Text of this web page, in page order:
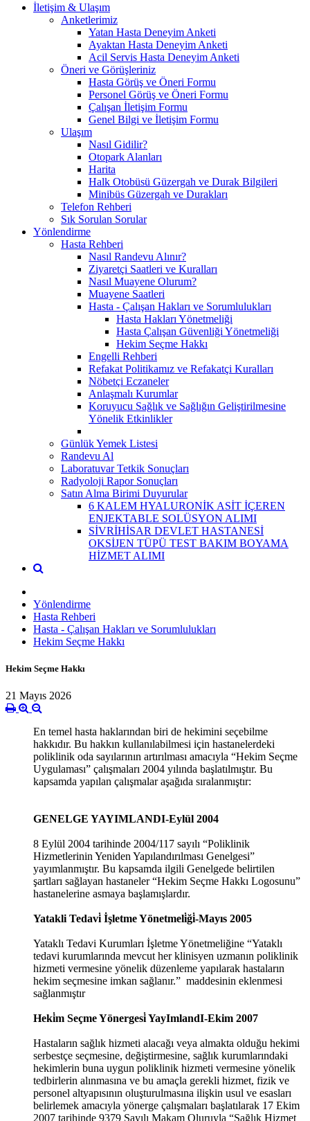
İletişim & Ulaşım
Anketlerimiz
Yatan Hasta Deneyim Anketi
Ayaktan Hasta Deneyim Anketi
Acil Servis Hasta Deneyim Anketi
Öneri ve Görüşleriniz
Hasta Görüş ve Öneri Formu
Personel Görüş ve Öneri Formu
Çalışan İletişim Formu
Genel Bilgi ve İletişim Formu
Ulaşım
Nasıl Gidilir?
Otopark Alanları
Harita
Halk Otobüsü Güzergah ve Durak Bilgileri
Minibüs Güzergah ve Durakları
Telefon Rehberi
Sık Sorulan Sorular
Yönlendirme
Hasta Rehberi
Nasıl Randevu Alınır?
Ziyaretçi Saatleri ve Kuralları
Nasıl Muayene Olurum?
Muayene Saatleri
Hasta - Çalışan Hakları ve Sorumlulukları
Hasta Hakları Yönetmeliği
Hasta Çalışan Güvenliği Yönetmeliği
Hekim Seçme Hakkı
Engelli Rehberi
Refakat Politikamız ve Refakatçi Kuralları
Nöbetçi Eczaneler
Anlaşmalı Kurumlar
Koruyucu Sağlık ve Sağlığın Geliştirilmesine
Yönelik Etkinlikler
Günlük Yemek Listesi
Randevu Al
Laboratuvar Tetkik Sonuçları
Radyoloji Rapor Sonuçları
Satın Alma Birimi Duyurular
6 KALEM HYALURONİK ASİT İÇEREN
ENJEKTABLE SOLÜSYON ALIMI
SİVRİHİSAR DEVLET HASTANESİ
OKSİJEN TÜPÜ TEST BAKIM BOYAMA
HİZMET ALIMI
Yönlendirme
Hasta Rehberi
Hasta - Çalışan Hakları ve Sorumlulukları
Hekim Seçme Hakkı
Hekim Seçme Hakkı
21 Mayıs 2026
En temel hasta haklarından biri de hekimini seçebilme
hakkıdır. Bu hakkın kullanılabilmesi için hastanelerdeki
poliklinik oda sayılarının artırılması amacıyla “Hekim Seçme
Uygulaması” çalışmaları 2004 yılında başlatılmıştır. Bu
kapsamda yapılan çalışmalar aşağıda sıralanmıştır:
GENELGE YAYIMLANDI-Eylül 2004
8 Eylül 2004 tarihinde 2004/117 sayılı “Poliklinik
Hizmetlerinin Yeniden Yapılandırılması Genelgesi”
yayımlanmıştır. Bu kapsamda ilgili Genelgede belirtilen
şartları sağlayan hastaneler “Hekim Seçme Hakkı Logosunu”
hastanelerine asmaya başlamışlardır.
Yatakli Tedavi̇ İşletme Yönetmeli̇ği̇-Mayıs 2005
Yataklı Tedavi Kurumları İşletme Yönetmeliğine “Yataklı
tedavi kurumlarında mevcut her klinisyen uzmanın poliklinik
hizmeti vermesine yönelik düzenleme yapılarak hastaların
hekim seçmesine imkan sağlanır.” maddesinin eklenmesi
sağlanmıştır
Heki̇m Seçme Yönergesi̇ YayImlandI-Ekim 2007
Hastaların sağlık hizmeti alacağı veya almakta olduğu hekimi
serbestçe seçmesine, değiştirmesine, sağlık kurumlarındaki
hekimlerin buna uygun poliklinik hizmeti vermesine yönelik
tedbirlerin alınmasına ve bu amaçla gerekli hizmet, fizik ve
personel altyapısının oluşturulmasına ilişkin usul ve esasları
belirlemek amacıyla yönerge çalışmaları başlatılarak 17 Ekim
2007 tarihinde 9379 Sayılı Makam Oluruyla “Sağlık Hizmet